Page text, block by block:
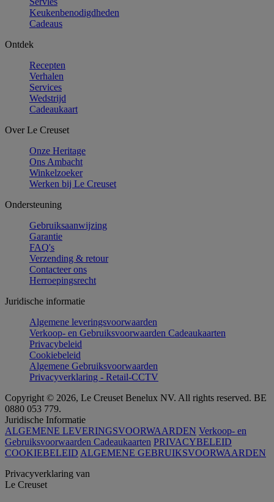
Keukenbenodigdheden
Cadeaus
Ontdek
Recepten
Verhalen
Services
Wedstrijd
Cadeaukaart
Over Le Creuset
Onze Heritage
Ons Ambacht
Winkelzoeker
Werken bij Le Creuset
Ondersteuning
Gebruiksaanwijzing
Garantie
FAQ's
Verzending & retour
Contacteer ons
Herroepingsrecht
Juridische informatie
Algemene leveringsvoorwaarden
Verkoop- en Gebruiksvoorwaarden Cadeaukaarten
Privacybeleid
Cookiebeleid
Algemene Gebruiksvoorwaarden
Privacyverklaring - Retail-CCTV
Copyright © 2026, Le Creuset Benelux NV. All rights reserved. BE
0880 053 779.
Juridische Informatie
ALGEMENE LEVERINGSVOORWAARDEN Verkoop- en
Gebruiksvoorwaarden Cadeaukaarten PRIVACYBELEID
COOKIEBELEID ALGEMENE GEBRUIKSVOORWAARDEN
Privacyverklaring van
Le Creuset